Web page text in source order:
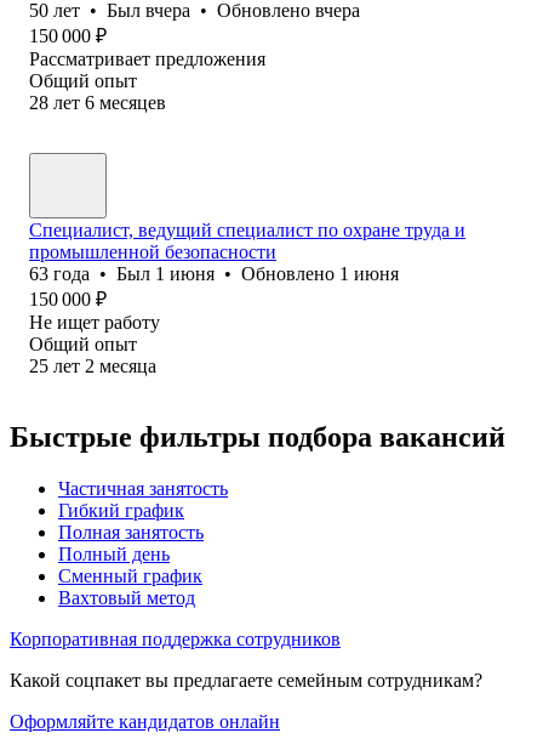
50 лет • Был вчера • Обновлено вчера
150 000 ₽
Рассматривает предложения
Общий опыт
28 лет 6 месяцев
Специалист, ведущий специалист по охране труда и
промышленной безопасности
63 года • Был 1 июня • Обновлено 1 июня
150 000 ₽
Не ищет работу
Общий опыт
25 лет 2 месяца
Быстрые фильтры подбора вакансий
Частичная занятость
Гибкий график
Полная занятость
Полный день
Сменный график
Вахтовый метод
Корпоративная поддержка сотрудников
Какой соцпакет вы предлагаете семейным сотрудникам?
Оформляйте кандидатов онлайн